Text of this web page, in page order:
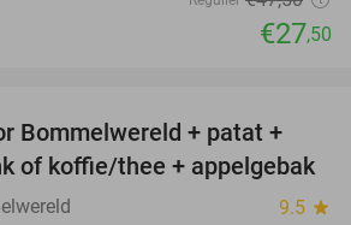
€27,50
23%
Bommelwereld + patat +
of koffie/thee + appelgebak
9.5 star